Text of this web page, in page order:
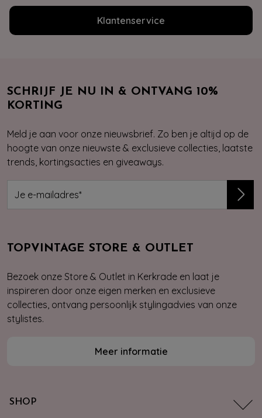
Klantenservice
SCHRIJF JE NU IN & ONTVANG 10%
KORTING
Meld je aan voor onze nieuwsbrief. Zo ben je altijd op de
hoogte van onze nieuwste & exclusieve collecties, laatste
trends, kortingsacties en giveaways.
TOPVINTAGE STORE & OUTLET
Bezoek onze Store & Outlet in Kerkrade en laat je
inspireren door onze eigen merken en exclusieve
collecties, ontvang persoonlijk stylingadvies van onze
stylistes.
Meer informatie
SHOP